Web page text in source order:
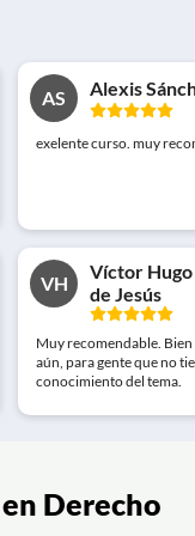
AS Alexis
exelente curso. muy
VH
Víctor
de Jesús
Muy recomendable.
aún, para gente que no
conocimiento del tema.
Derecho